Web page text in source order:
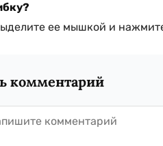
ее мышкой и
комментарий